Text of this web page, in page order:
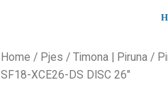
Home / Pjes /Timona | Piruna /
SF18-XCE26-DS DISC 26″
Pirun
SUNTOUR